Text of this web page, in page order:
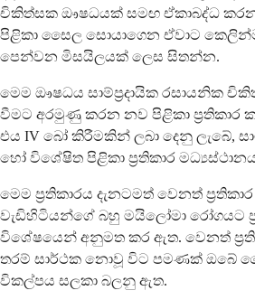
චිකිත්සක ඖෂධයක් සමඟ ඒකාබද්ධ
පිළිකා සෛල සොයාගෙන ඒවාට කෙලින්ම
පෙන්වන මිසයිලයක් ලෙස සිතන්න.
මෙම ඖෂධය සාම්ප්‍රදායික රසායනික
වීමට අරමුණු කරන නව පිළිකා ප්‍රතිකාර
එය IV බෝ කිරීමකින් ලබා දෙනු ලැබේ,
හෝ විශේෂිත පිළිකා ප්‍රතිකාර
මෙම ප්‍රතිකාරය දැනටමත් වෙනත්
වැඩිහිටියන්ගේ බහු මයිලෝමා රෝගයට
විශේෂයෙන් අනුමත කර ඇත. වෙනත්
තරම් සාර්ථක නොවූ විට පමණක් ඔබේ
විකල්පය සලකා බලනු ඇත.